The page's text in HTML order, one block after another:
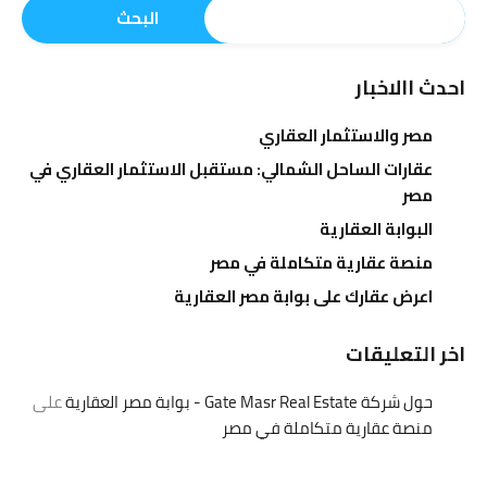
البحث
احدث االاخبار
مصر والاستثمار العقاري
عقارات الساحل الشمالي: مستقبل الاستثمار العقاري في
مصر
البوابة العقارية
منصة عقارية متكاملة في مصر
اعرض عقارك على بوابة مصر العقارية
اخر التعليقات
حول شركة Gate Masr Real Estate - بوابة مصر العقارية
على
منصة عقارية متكاملة في مصر